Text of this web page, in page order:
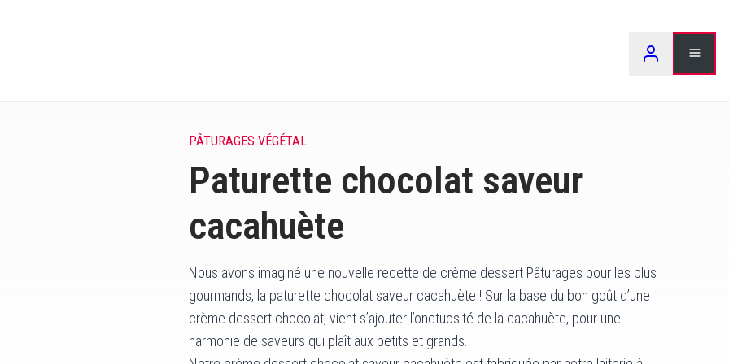
PÂTURAGES VÉGÉTAL
Paturette chocolat saveur
cacahuète
Nous avons imaginé une nouvelle recette de crème dessert Pâturages pour les plus
gourmands, la paturette chocolat saveur cacahuète ! Sur la base du bon goût d’une
crème dessert chocolat, vient s’ajouter l’onctuosité de la cacahuète, pour une
harmonie de saveurs qui plaît aux petits et grands.